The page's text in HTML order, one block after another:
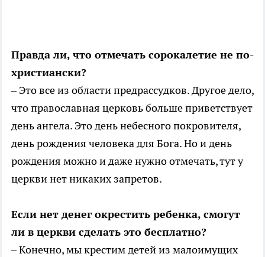
Правда ли, что отмечать сорокалетие не по-
христиански?
– Это все из области предрассудков. Другое дело,
что православная церковь больше приветствует
день ангела. Это день небесного покровителя,
день рождения человека для Бога. Но и день
рождения можно и даже нужно отмечать, тут у
церкви нет никаких запретов.
Если нет денег окрестить ребенка, смогут
ли в церкви сделать это бесплатно?
– Конечно, мы крестим детей из малоимущих